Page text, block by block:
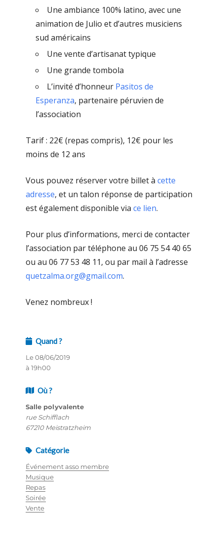
Une ambiance 100% latino, avec une
animation de Julio et d’autres musiciens
sud américains
Une vente d’artisanat typique
Une grande tombola
L’invité d’honneur Pasitos de
Esperanza, partenaire péruvien de
l’association
Tarif : 22€ (repas compris), 12€ pour les
moins de 12 ans
Vous pouvez réserver votre billet à cette
adresse, et un talon réponse de participation
est également disponible via ce lien.
Pour plus d’informations, merci de contacter
l’association par téléphone au 06 75 54 40 65
ou au 06 77 53 48 11, ou par mail à l’adresse
quetzalma.org@gmail.com.
Venez nombreux !
Quand ?
Le 08/06/2019
à 19h00
Où ?
Salle polyvalente
rue Schifflach
67210 Meistratzheim
Catégorie
Événement asso membre
Musique
Repas
Soirée
Vente